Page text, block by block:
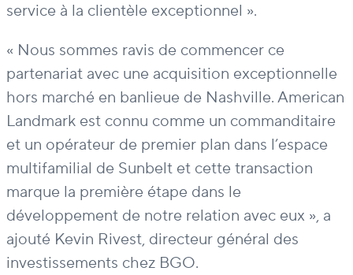
service à la clientèle exceptionnel ».
« Nous sommes ravis de commencer ce
partenariat avec une acquisition exceptionnelle
hors marché en banlieue de Nashville. American
Landmark est connu comme un commanditaire
et un opérateur de premier plan dans l’espace
multifamilial de Sunbelt et cette transaction
marque la première étape dans le
développement de notre relation avec eux », a
ajouté Kevin Rivest, directeur général des
investissements chez BGO.